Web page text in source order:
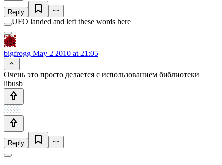
Reply
UFO landed and left these words here
bigfrogg May 2 2010 at 21:05
Очень это просто делается с использованием библиотеки
libusb
Reply